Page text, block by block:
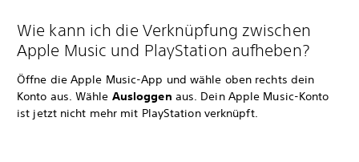
Wie kann ich die Verknüpfung zwischen
Apple Music und PlayStation aufheben?
Öffne die Apple Music-App und wähle oben rechts dein
Konto aus. Wähle Ausloggen aus. Dein Apple Music-Konto
ist jetzt nicht mehr mit PlayStation verknüpft.